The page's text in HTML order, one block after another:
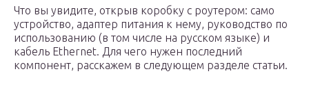
Что вы увидите, открыв коробку с роутером: само
устройство, адаптер питания к нему, руководство по
использованию (в том числе на русском языке) и
кабель Ethernet. Для чего нужен последний
компонент, расскажем в следующем разделе статьи.